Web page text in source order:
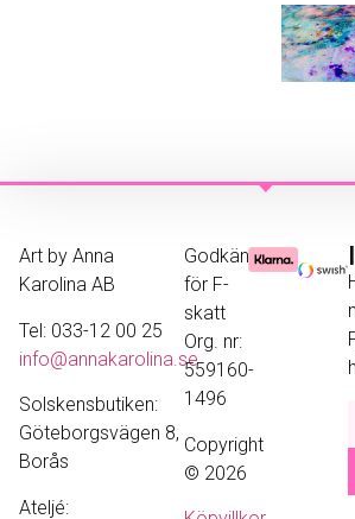
Art by Anna
Karolina AB
Tel: 033-12 00 25
info@annakarolina.se
Solskensbutiken:
Göteborgsvägen 8,
Borås
Ateljé:
Godkänd
för F-
skatt
Org. nr:
559160-
1496
Copyright
© 2026